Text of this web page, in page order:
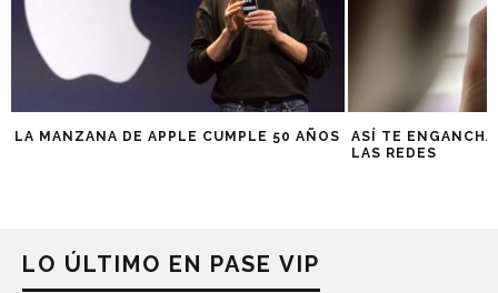
LA MANZANA DE APPLE CUMPLE 50 AÑOS
ASÍ TE
LAS REDES
LO ÚLTIMO EN PASE VIP